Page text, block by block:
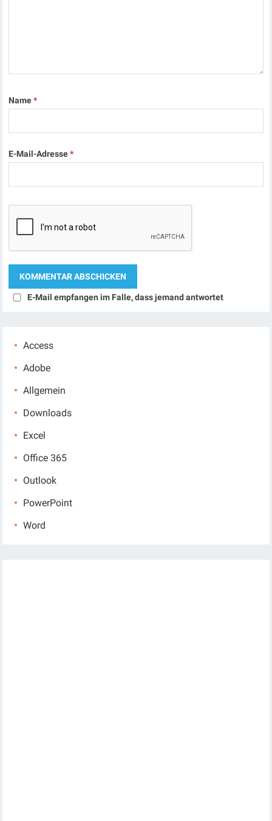
Name*
E-Mail-Adresse*
E-Mail empfangen im Falle, dass jemand antwortet
Access
Adobe
Allgemein
Downloads
Excel
Office 365
Outlook
PowerPoint
Word